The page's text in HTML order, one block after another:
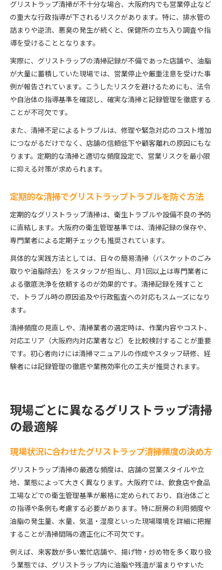
グリストラップ清掃が不十分な場合、大阪府内でも営業停止など
の重大な行政指導が下されるリスクがあります。特に、排水管の
詰まりや逆流、悪臭の発生が続くと、保健所の立ち入り調査や指
導を受けることとなります。
実際に、グリストラップの清掃記録が不備であった店舗や、油脂
が大量に蓄積していた現場では、営業停止や厳重注意を受けた事
例が報告されています。こうしたリスクを避けるためにも、法令
や自治体の指導基準を確認し、確実な清掃と記録管理を徹底する
ことが不可欠です。
また、清掃不足によるトラブルは、修理や緊急対応のコスト増加
につながるだけでなく、店舗の信頼低下や顧客離れの原因にもな
ります。定期的な清掃と適切な頻度設定で、営業リスクを最小限
に抑える対策が求められます。
定期的な清掃でグリストラップトラブルを防ぐ方法
定期的なグリストラップ清掃は、衛生トラブルや設備不良の予防
に直結します。大阪府の衛生管理基準では、清掃記録の保存や、
専門業者による定期チェックも推奨されています。
具体的な実践方法としては、日々の簡易清掃（バスケットのごみ
取りや油脂除去）をスタッフが担当し、月1回以上は専門業者に
よる徹底洗浄を依頼するのが効果的です。清掃記録を残すこと
で、トラブル時の原因追及や行政監査への対応もスムーズになり
ます。
清掃頻度の見直しや、清掃業者の選定時は、作業内容やコスト、
対応エリア（大阪府内対応業者など）を比較検討することが重要
です。初心者向けには清掃マニュアルの作成やスタッフ研修、経
験者には記録管理の徹底や業務効率化の工夫が推奨されます。
現場ごとに異なるグリストラップ清掃
の最適解
現場状況に合わせたグリストラップ清掃頻度の決め方
グリストラップ清掃の最適な頻度は、店舗の営業スタイルや立
地、業態によって大きく異なります。大阪府では、飲食店や食品
工場などでの衛生管理基準が厳格に定められており、自治体ごと
の指導や条例も考慮する必要があります。特に厨房の利用頻度や
油脂の発生量、水量、気温・湿度といった現場環境を詳細に把握
することが清掃間隔の適正化に不可欠です。
例えば、来客数が多い繁忙店舗や、揚げ物・炒め物を多く取り扱
う業態では、グリストラップ内に油脂や残渣が溜まりやすいた